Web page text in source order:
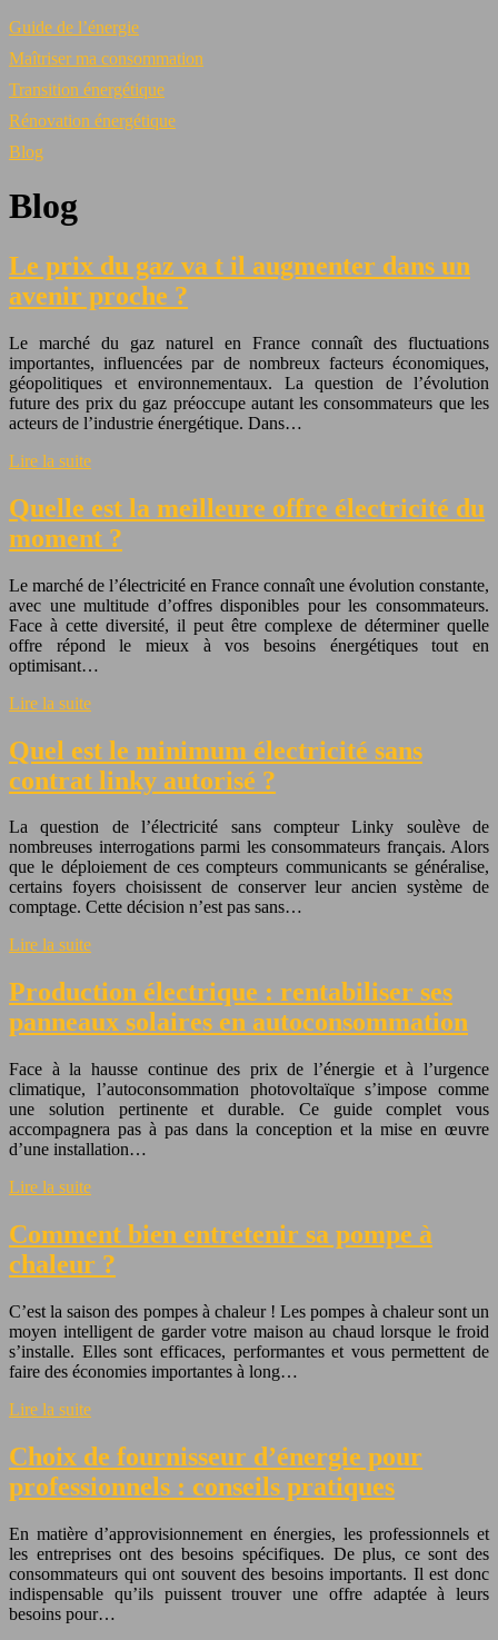
Guide de l’énergie
Maîtriser ma consommation
Transition énergétique
Rénovation énergétique
Blog
Blog
Le prix du gaz va t il augmenter dans un
avenir proche ?
Le marché du gaz naturel en France connaît des fluctuations
importantes, influencées par de nombreux facteurs économiques,
géopolitiques et environnementaux. La question de l’évolution
future des prix du gaz préoccupe autant les consommateurs que les
acteurs de l’industrie énergétique. Dans…
Lire la suite
Quelle est la meilleure offre électricité du
moment ?
Le marché de l’électricité en France connaît une évolution constante,
avec une multitude d’offres disponibles pour les consommateurs.
Face à cette diversité, il peut être complexe de déterminer quelle
offre répond le mieux à vos besoins énergétiques tout en
optimisant…
Lire la suite
Quel est le minimum électricité sans
contrat linky autorisé ?
La question de l’électricité sans compteur Linky soulève de
nombreuses interrogations parmi les consommateurs français. Alors
que le déploiement de ces compteurs communicants se généralise,
certains foyers choisissent de conserver leur ancien système de
comptage. Cette décision n’est pas sans…
Lire la suite
Production électrique : rentabiliser ses
panneaux solaires en autoconsommation
Face à la hausse continue des prix de l’énergie et à l’urgence
climatique, l’autoconsommation photovoltaïque s’impose comme
une solution pertinente et durable. Ce guide complet vous
accompagnera pas à pas dans la conception et la mise en œuvre
d’une installation…
Lire la suite
Comment bien entretenir sa pompe à
chaleur ?
C’est la saison des pompes à chaleur ! Les pompes à chaleur sont un
moyen intelligent de garder votre maison au chaud lorsque le froid
s’installe. Elles sont efficaces, performantes et vous permettent de
faire des économies importantes à long…
Lire la suite
Choix de fournisseur d’énergie pour
professionnels : conseils pratiques
En matière d’approvisionnement en énergies, les professionnels et
les entreprises ont des besoins spécifiques. De plus, ce sont des
consommateurs qui ont souvent des besoins importants. Il est donc
indispensable qu’ils puissent trouver une offre adaptée à leurs
besoins pour…